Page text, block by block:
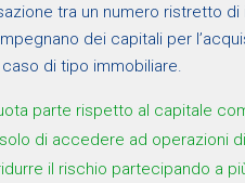
tra un numero ristretto
dei capitali per
di tipo immobiliare.
parte rispetto al capitale
di accedere ad operazioni
il rischio partecipando a